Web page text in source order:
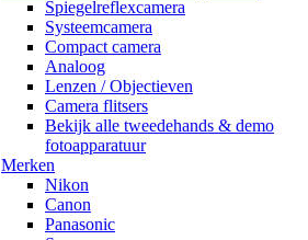
Spiegelreflexcamera
Systeemcamera
Compact camera
Analoog
Lenzen / Objectieven
Camera flitsers
Bekijk alle tweedehands & demo
fotoapparatuur
Merken
Nikon
Canon
Panasonic